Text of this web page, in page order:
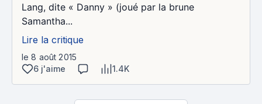
Lang, dite « Danny » (joué par la brune
Samantha...
Lire la critique
le 8 août 2015
6 j'aime
1.4K